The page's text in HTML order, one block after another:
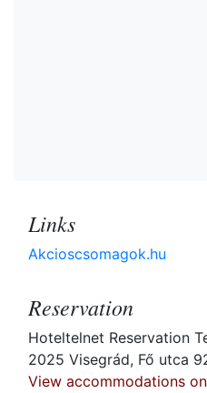
Links
Akcioscsomagok.hu
Reservation
Hoteltelnet Reservation
2025 Visegrád, Fő utca
View accommodations